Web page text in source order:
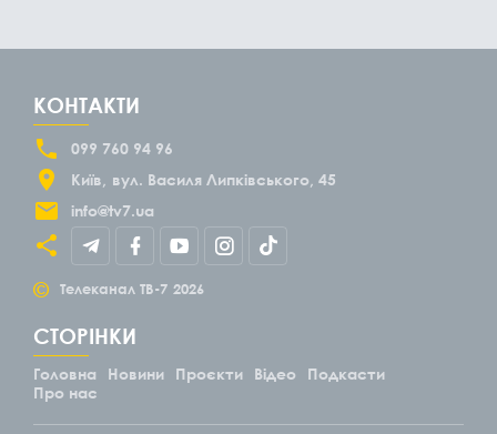
КОНТАКТИ
099 760 94 96
Київ
вул. Василя Липківського, 45
info@tv7.ua
© Телеканал ТВ-7 2026
СТОРІНКИ
Головна Новини Проєкти Відео
Подкасти
Про нас